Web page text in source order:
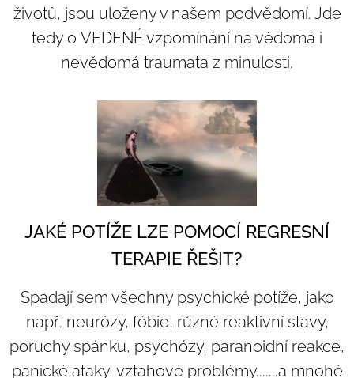
životů, jsou uloženy v našem podvědomí. Jde
tedy o VEDENÉ vzpomínání na vědomá i
nevědomá traumata z minulosti.
JAKÉ POTÍŽE LZE POMOCÍ REGRESNÍ
TERAPIE ŘEŠIT?
Spadají sem všechny psychické potíže, jako
např. neurózy, fóbie, různé reaktivní stavy,
poruchy spánku, psychózy, paranoidní reakce,
panické ataky, vztahové problémy.......a mnohé